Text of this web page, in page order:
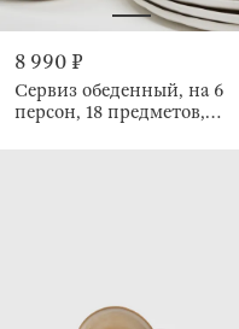
8 990 ₽
Сервиз обеденный, на 6
персон, 18 предметов,